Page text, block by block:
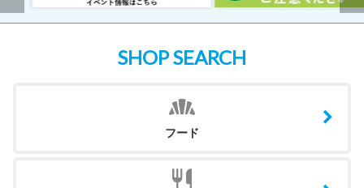
SHOP SEARCH
フード